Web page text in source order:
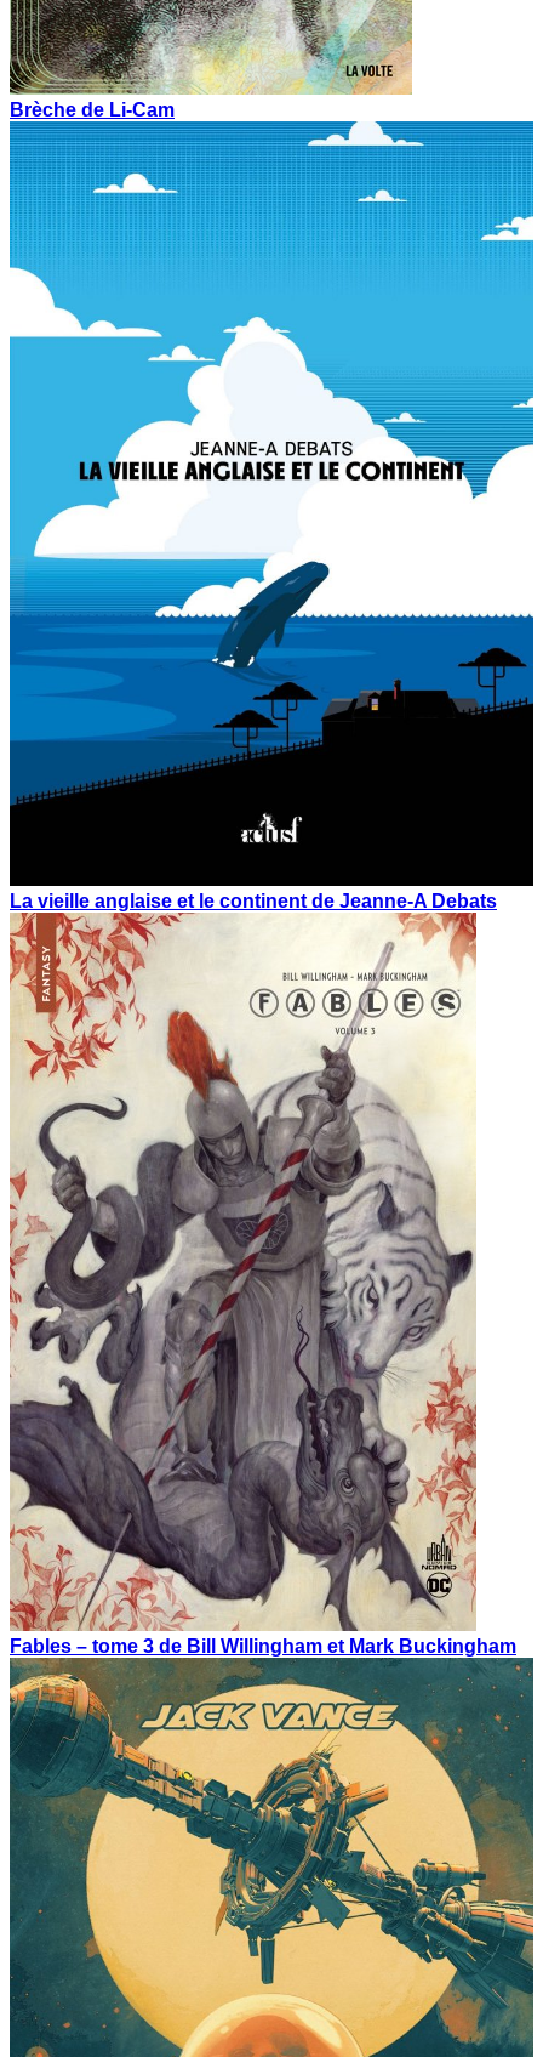
Brèche de Li-Cam
La vieille anglaise et le continent de Jeanne-A Debats
Fables – tome 3 de Bill Willingham et Mark Buckingham